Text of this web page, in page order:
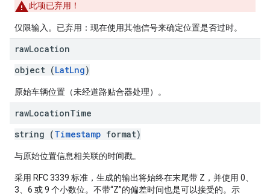
此项已弃用！
仅限输入。已弃用：现在使用其他信号来确定位置是否过时。
rawLocation
object (LatLng)
原始车辆位置（未经道路贴合器处理）。
rawLocationTime
string (Timestamp format)
与原始位置信息相关联的时间戳。
采用 RFC 3339 标准，生成的输出将始终在末尾带 Z，并使用 0、
3、6 或 9 个小数位。不带“Z”的偏差时间也是可以接受的。示